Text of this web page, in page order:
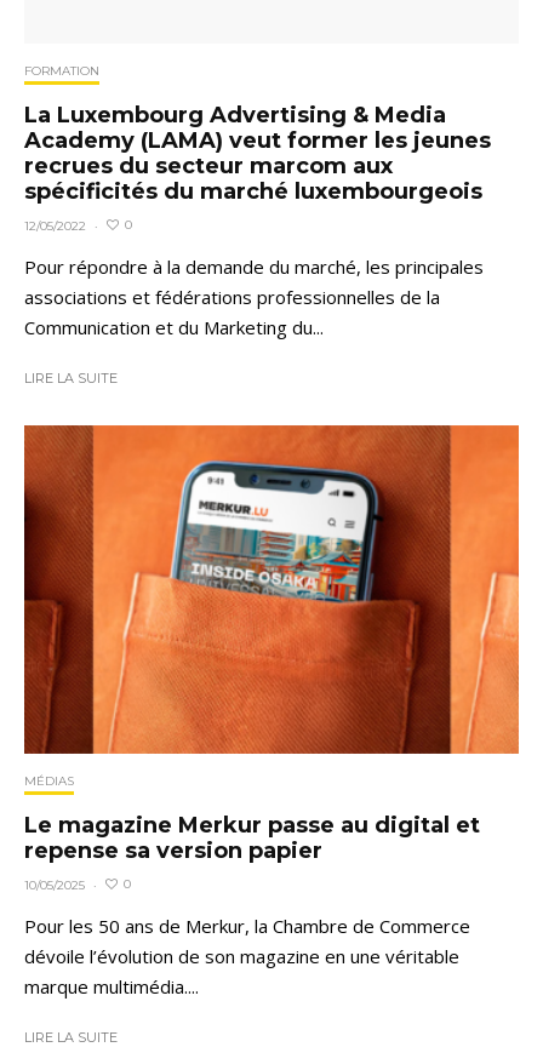
FORMATION
La Luxembourg Advertising & Media
Academy (LAMA) veut former les jeunes
recrues du secteur marcom aux
spécificités du marché luxembourgeois
12/05/2022 · 0
Pour répondre à la demande du marché, les principales
associations et fédérations professionnelles de la
Communication et du Marketing du...
LIRE LA SUITE
MÉDIAS
Le magazine Merkur passe au digital et
repense sa version papier
10/05/2025 · 0
Pour les 50 ans de Merkur, la Chambre de Commerce
dévoile l’évolution de son magazine en une véritable
marque multimédia....
LIRE LA SUITE